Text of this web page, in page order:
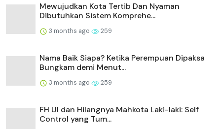
Mewujudkan Kota Tertib Dan Nyaman
Dibutuhkan Sistem Komprehe...
3 months ago 259
Nama Baik Siapa? Ketika Perempuan Dipaksa
Bungkam demi Menut...
3 months ago 259
FH UI dan Hilangnya Mahkota Laki-laki: Self
Control yang Tum...